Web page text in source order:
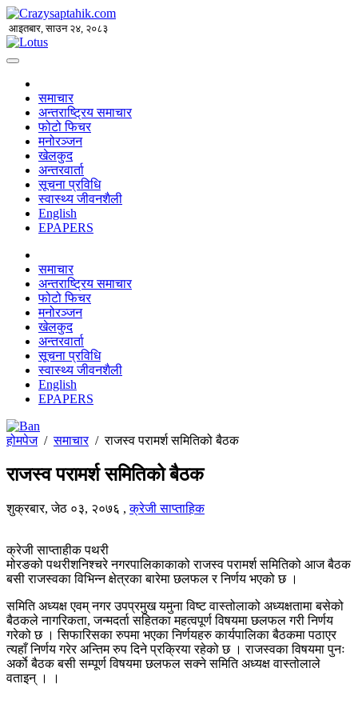
आइतबार, साउन २४, २०८३
समाचार
अन्तराष्ट्रिय समाचार
फोटो फिचर
मनोरञ्जन
खेलकुद
अन्तरवार्ता
सूचना प्रविधि
स्वास्थ्य जीवनशैली
English
EPAPERS
समाचार
अन्तराष्ट्रिय समाचार
फोटो फिचर
मनोरञ्जन
खेलकुद
अन्तरवार्ता
सूचना प्रविधि
स्वास्थ्य जीवनशैली
English
EPAPERS
होमपेज/समाचार/राजस्व परामर्श समितिको बैठक
राजस्व परामर्श समितिको बैठक
शुक्रबार, जेठ ०३, २०७६ ,क्रेजी साप्ताहिक
क्रेजी साप्ताहीक पथरी
मोरङको पथरीशनिश्चरे नगरपालिकाकाको राजस्व परामर्श समितिको आज बैठक
बसी राजस्वका विभिन्न क्षेत्रका बारेमा छलफल र निर्णय भएको छ ।
समिति अध्यक्ष एवम् नगर उपप्रमुख यमुना विष्ट वास्तोलाको अध्यक्षतामा बसेको
बैठकले नागरिकता, जन्मदर्ता सहितका महत्वपूर्ण विषयमा छलफल गरी निर्णय
गरेको छ । सिफारिसका रुपमा भएका निर्णयहरु कार्यपालिका बैठकमा पठाएर
त्यहाँ निर्णय गरेर अन्तिम रुप दिने प्रक्रिया रहेको छ । राजस्वका विषयमा पुनः
अर्काे बैठक बसी सम्पूर्ण विषयमा छलफल सक्ने समिति अध्यक्ष वास्तोलाले
वताइन् । ।